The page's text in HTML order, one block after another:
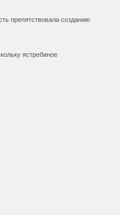
препятствовала созданию
ястребиное